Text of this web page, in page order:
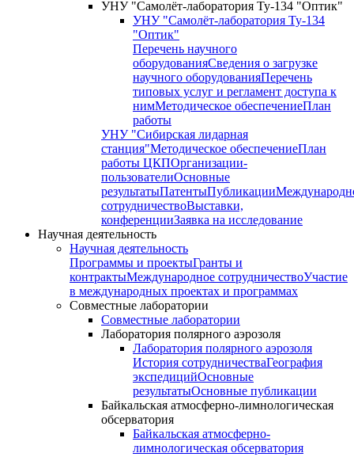
УНУ "Самолёт-лаборатория Ту-134 "Оптик"
УНУ "Самолёт-лаборатория Ту-134
"Оптик"
Перечень научного
оборудованияСведения о загрузке
научного оборудованияПеречень
типовых услуг и регламент доступа к
нимМетодическое обеспечениеПлан
работы
УНУ "Сибирская лидарная
станция"Методическое обеспечениеПлан
работы ЦКПОрганизации-
пользователиОсновные
результатыПатентыПубликации
сотрудничествоВыставки,
конференцииЗаявка на исследование
Научная деятельность
Научная деятельность
Программы и проектыГранты и
контрактыМеждународное сотрудничествоУчастие
в международных проектах и программах
Совместные лаборатории
Совместные лаборатории
Лаборатория полярного аэрозоля
Лаборатория полярного аэрозоля
История сотрудничестваГеография
экспедицийОсновные
результатыОсновные публикации
Байкальская атмосферно-лимнологическая
обсерватория
Байкальская атмосферно-
лимнологическая обсерватория